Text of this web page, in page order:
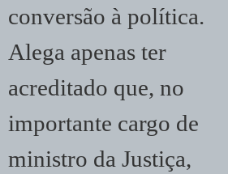
conversão à política.
Alega apenas ter
acreditado que, no
importante cargo de
ministro da Justiça,